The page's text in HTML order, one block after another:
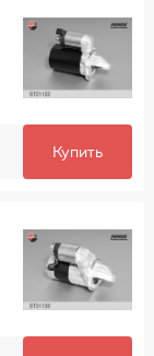
Купить